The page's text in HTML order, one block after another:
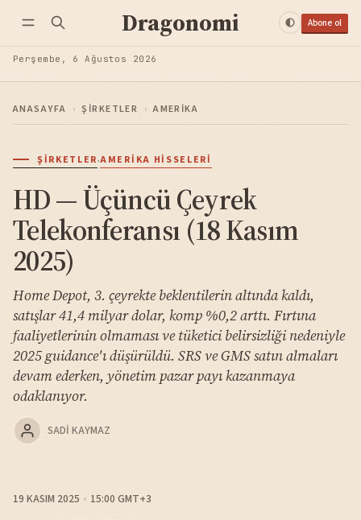
Dragonomi Abone ol
Perşembe, 6 Ağustos 2026
ANASAYFA › ŞIRKETLER › AMERIKA
ŞIRKETLER·AMERIKA HISSELERI
HD — Üçüncü Çeyrek
Telekonferansı (18 Kasım
2025)
Home Depot, 3. çeyrekte beklentilerin altında kaldı,
satışlar 41,4 milyar dolar, komp %0,2 arttı. Fırtına
faaliyetlerinin olmaması ve tüketici belirsizliği nedeniyle
2025 guidance'ı düşürüldü. SRS ve GMS satın almaları
devam ederken, yönetim pazar payı kazanmaya
odaklanıyor.
SADI KAYMAZ
19 KASIM 2025 15:00 GMT+3